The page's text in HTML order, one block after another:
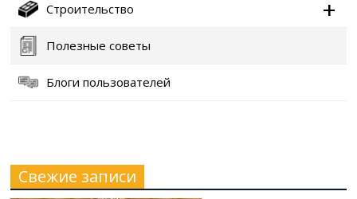
Строительство
Полезные советы
Блоги пользователей
Свежие записи